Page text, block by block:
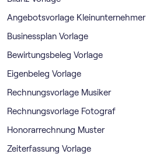
Angebotsvorlage Kleinunternehmer
Businessplan Vorlage
Bewirtungsbeleg Vorlage
Eigenbeleg Vorlage
Rechnungsvorlage Musiker
Rechnungsvorlage Fotograf
Honorarrechnung Muster
Zeiterfassung Vorlage